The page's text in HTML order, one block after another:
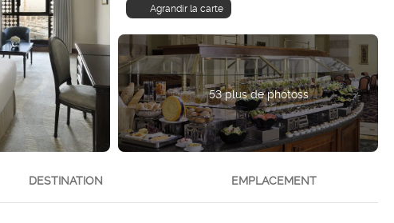
Agrandir la carte
53 plus de photoss
DESTINATION EMPLACEMENT